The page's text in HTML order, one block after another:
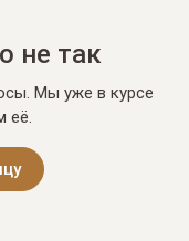
не так
Мы уже в курсе
её.